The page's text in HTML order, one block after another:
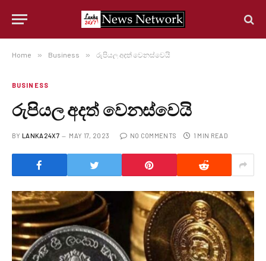
Home » Business » රුපියල අදත් වෙනස්වෙයි
BUSINESS
රුපියල අදත් වෙනස්වෙයි
BY LANKA24X7 MAY 17, 2023 NO COMMENTS 1 MIN READ